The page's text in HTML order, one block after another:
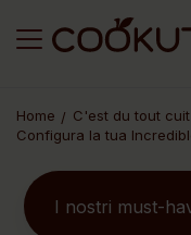
Home C'est du tout cuit
Configura la tua
I nostri must-